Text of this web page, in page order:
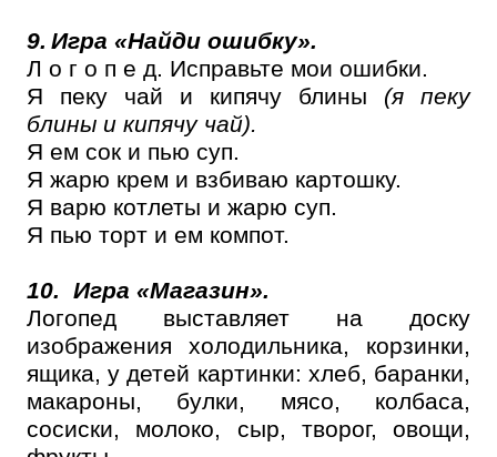
9. Игра «Найди ошибку».
Л о г о п е д. Исправьте мои ошибки.
Я пеку чай и кипячу блины (я пеку
блины и кипячу чай).
Я ем сок и пью суп.
Я жарю крем и взбиваю картошку.
Я варю котлеты и жарю суп.
Я пью торт и ем компот.
10. Игра «Магазин».
Логопед выставляет на доску
изображения холодильника, корзинки,
ящика, у детей картинки: хлеб, баранки,
макароны, булки, мясо, колбаса,
сосиски, молоко, сыр, творог, овощи,